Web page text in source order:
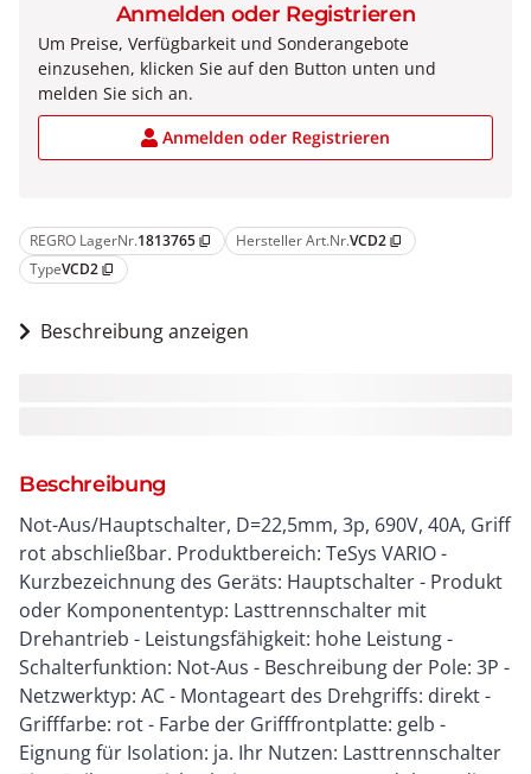
REGRO LagerNr.1813765 content_copy Hersteller Art.Nr.VCD2 content_copy
TypeVCD2 content_copy
Beschreibung anzeigen
Beschreibung
Not-Aus/Hauptschalter, D=22,5mm, 3p, 690V, 40A, Griff
rot abschließbar. Produktbereich: TeSys VARIO -
Kurzbezeichnung des Geräts: Hauptschalter - Produkt
oder Komponententyp: Lasttrennschalter mit
Drehantrieb - Leistungsfähigkeit: hohe Leistung -
Schalterfunktion: Not-Aus - Beschreibung der Pole: 3P -
Netzwerktyp: AC - Montageart des Drehgriffs: direkt -
Grifffarbe: rot - Farbe der Grifffrontplatte: gelb -
Eignung für Isolation: ja. Ihr Nutzen: Lasttrennschalter
Anmelden oder Registrieren
Um Preise, Verfügbarkeit und Sonderangebote
einzusehen, klicken Sie auf den Button unten und
melden Sie sich an.
Anmelden oder Registrieren